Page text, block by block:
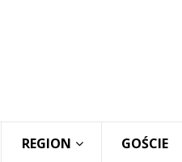
REGION GOŚCIE